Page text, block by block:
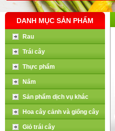
DANH MỤC SẢN PHẨM
Rau
Trái cây
Thực phẩm
Nấm
Sản phẩm dịch vụ khác
Hoa cây cảnh và giống cây
Giỏ trái cây